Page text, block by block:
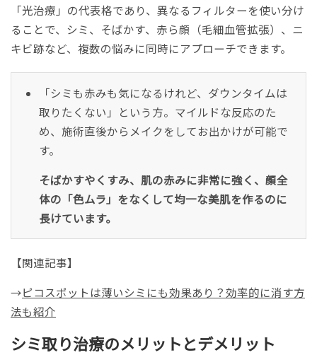
「光治療」の代表格であり、異なるフィルターを使い分け
ることで、シミ、そばかす、赤ら顔（毛細血管拡張）、ニ
キビ跡など、複数の悩みに同時にアプローチできます。
「シミも赤みも気になるけれど、ダウンタイムは
取りたくない」という方。マイルドな反応のた
め、施術直後からメイクをしてお出かけが可能で
す。
そばかすやくすみ、肌の赤みに非常に強く、顔全
体の「色ムラ」をなくして均一な美肌を作るのに
長けています。
【関連記事】
→ピコスポットは薄いシミにも効果あり？効率的に消す方
法も紹介
シミ取り治療のメリットとデメリット